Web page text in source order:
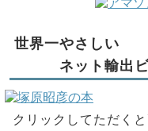
世界一やさしい
ネット輸出ビ
クリックしてただく